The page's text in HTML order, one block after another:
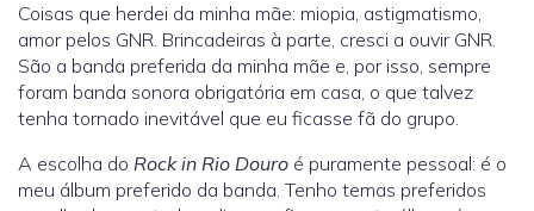
Coisas que herdei da minha mãe: miopia, astigmatismo,
amor pelos GNR. Brincadeiras à parte, cresci a ouvir GNR.
São a banda preferida da minha mãe e, por isso, sempre
foram banda sonora obrigatória em casa, o que talvez
tenha tornado inevitável que eu ficasse fã do grupo.
A escolha do Rock in Rio Douro é puramente pessoal: é o
meu álbum preferido da banda. Tenho temas preferidos